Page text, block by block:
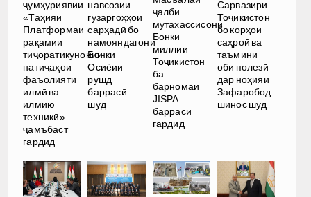
ҷумҳуриявии
«Таҳияи
Платформаи
рақамии
тиҷоратикунонии
натиҷаҳои
фаъолияти
илмӣ ва
илмию
техникӣ»
ҷамъбаст
гардид
навсозии
гузаргоҳҳои
сарҳадӣ бо
намояндагони
Бонки
Осиёии
рушд
баррасӣ
шуд
ҷалби
мутахассисони
Бонки
миллии
Тоҷикистон
ба
барномаи
JISPA
баррасӣ
гардид
Сарвазири
Тоҷикистон
бо корҳои
саҳроӣ ва
таъмини
оби полезӣ
дар ноҳияи
Зафаробод
шинос шуд